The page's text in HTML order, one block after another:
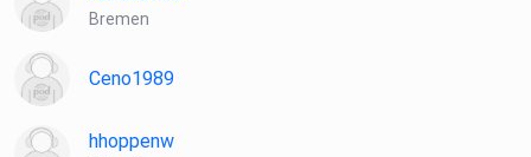
Bremen
Ceno1989
hhoppenw